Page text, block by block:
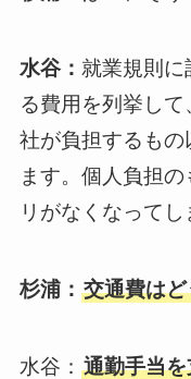
水谷： 就業規則に
る費用を列挙し
社が負担するも
ます。個人負担
リがなくなってし
杉浦： 交通費は
水谷： 通勤手当